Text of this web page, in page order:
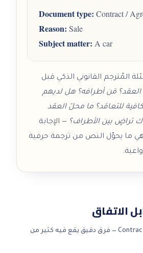
Document type: Contract /
Reason: Sale
Subject matter: A car
المُترجم القانوني الذكي قبل
العقد؟ مَن أطرافه؟ هل لديهم
للتعاقد؟ ما محلّ العقد
تراضٍ بين الأطراف؟ — الإجابة
ما يحوّل النص من ترجمة حرفية
الاتفاق
Contract vs. Agreement — فرق دقيق يقع فيه كثير من